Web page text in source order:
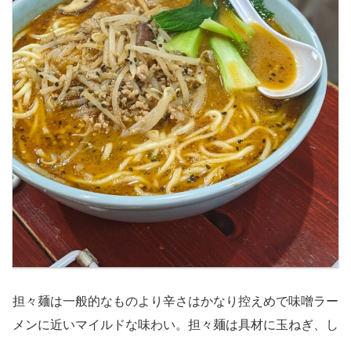
担々麺は一般的なものより辛さはかなり控えめで味噌ラー
メンに近いマイルドな味わい。担々麺は具材に玉ねぎ、し